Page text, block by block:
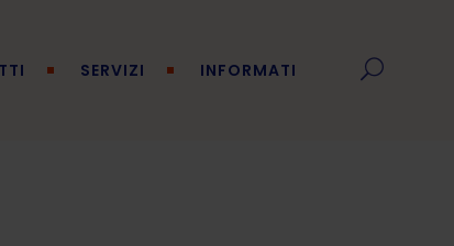
SERVIZI INFORMATI